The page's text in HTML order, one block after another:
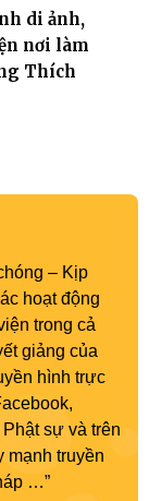
di ảnh,
nơi làm
Thích
– Kịp
hoạt động
trong cả
giảng của
hình trực
sự và trên
mạnh truyền
…”